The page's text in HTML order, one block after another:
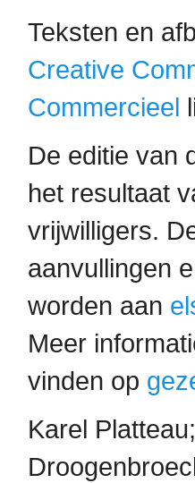
Teksten en
Creative
Commercieel
De editie van
het resultaat
vrijwilligers.
aanvullingen
worden aan
Meer
vinden op
Karel